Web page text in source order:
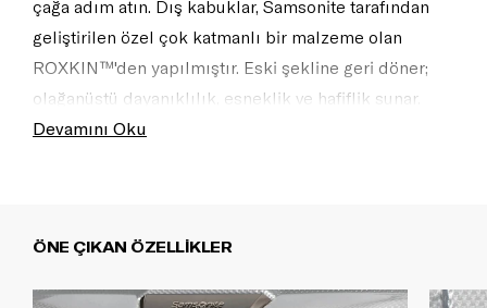
çağa adım atın. Dış kabuklar, Samsonite tarafından
geliştirilen özel çok katmanlı bir malzeme olan
ROXKIN™'den yapılmıştır. Eski şekline geri döner;
olağanüstü dayanıklılık, esneklik ve hafiflik sunar.
Sofistike tasarım kendine güveni yansıtır ve tüm
Devamını Oku
ÖNE ÇIKAN ÖZELLİKLER